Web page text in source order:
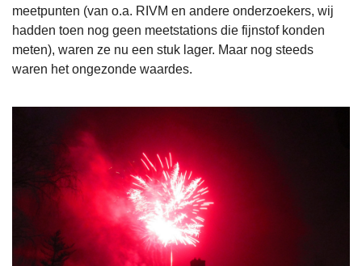
meetpunten (van o.a. RIVM en andere onderzoekers, wij
hadden toen nog geen meetstations die fijnstof konden
meten), waren ze nu een stuk lager. Maar nog steeds
waren het ongezonde waardes.